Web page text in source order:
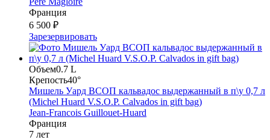
Франция
6 500 ₽
Зарезервировать
Объем0.7 L
Крепость40°
Мишель Уард ВСОП кальвадос выдержанный в п\у 0,7 л
(Michel Huard V.S.O.P. Calvados in gift bag)
Jean-Francois Guillouet-Huard
Франция
7 лет